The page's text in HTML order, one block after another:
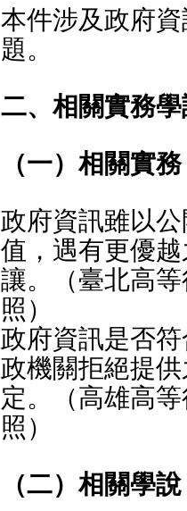
本件涉及政府
題。
二、相關實務
（一）相關實務
政府資訊雖以
值，遇有更優
讓。（臺北高
照）
政府資訊是否
政機關拒絕提
定。（高雄高
照）
（二）相關學說